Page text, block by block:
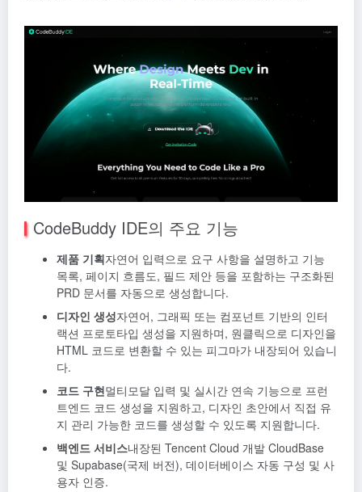
CodeBuddy IDE의 주요 기능
제품 기획자연어 입력으로 요구 사항을 설명하고 기능
목록, 페이지 흐름도, 필드 제안 등을 포함하는 구조화된
PRD 문서를 자동으로 생성합니다.
디자인 생성자연어, 그래픽 또는 컴포넌트 기반의 인터
랙션 프로토타입 생성을 지원하며, 원클릭으로 디자인을
HTML 코드로 변환할 수 있는 피그마가 내장되어 있습니
다.
코드 구현멀티모달 입력 및 실시간 연속 기능으로 프런
트엔드 코드 생성을 지원하고, 디자인 초안에서 직접 유
지 관리 가능한 코드를 생성할 수 있도록 지원합니다.
백엔드 서비스내장된 Tencent Cloud 개발 CloudBase
및 Supabase(국제 버전), 데이터베이스 자동 구성 및 사
용자 인증.